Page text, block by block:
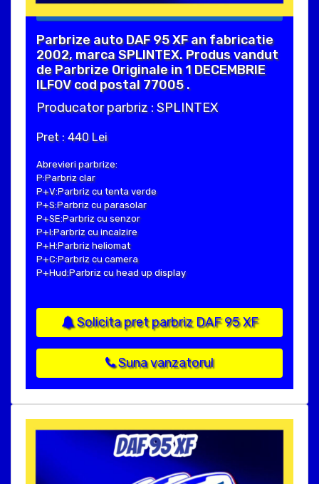
Parbrize auto DAF 95 XF an fabricatie
2002, marca SPLINTEX. Produs vandut
de Parbrize Originale in 1 DECEMBRIE
ILFOV cod postal 77005 .
Producator parbriz : SPLINTEX
Pret : 440 Lei
Abrevieri parbrize:
P:Parbriz clar
P+V:Parbriz cu tenta verde
P+S:Parbriz cu parasolar
P+SE:Parbriz cu senzor
P+I:Parbriz cu incalzire
P+H:Parbriz heliomat
P+C:Parbriz cu camera
P+Hud:Parbriz cu head up display
Solicita pret parbriz DAF 95 XF
Suna vanzatorul